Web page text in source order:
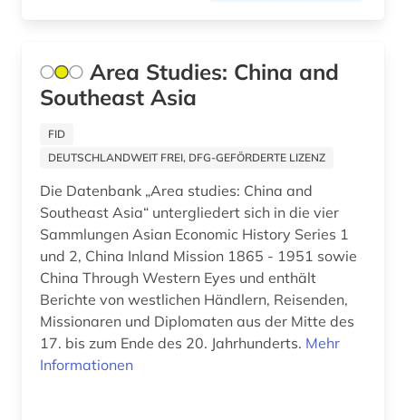
akkreditierung (1)
akronym (7)
aktien (1)
aktienanalyse (5)
aktiengesellschaft (1)
aktieninformationen (4)
Area Studies: China and
Southeast Asia
FID
DEUTSCHLANDWEIT FREI, DFG-GEFÖRDERTE LIZENZ
Die Datenbank „Area studies: China and
Southeast Asia“ untergliedert sich in die vier
Sammlungen Asian Economic History Series 1
und 2, China Inland Mission 1865 - 1951 sowie
China Through Western Eyes und enthält
Berichte von westlichen Händlern, Reisenden,
Missionaren und Diplomaten aus der Mitte des
17. bis zum Ende des 20. Jahrhunderts. Mehr
Informationen